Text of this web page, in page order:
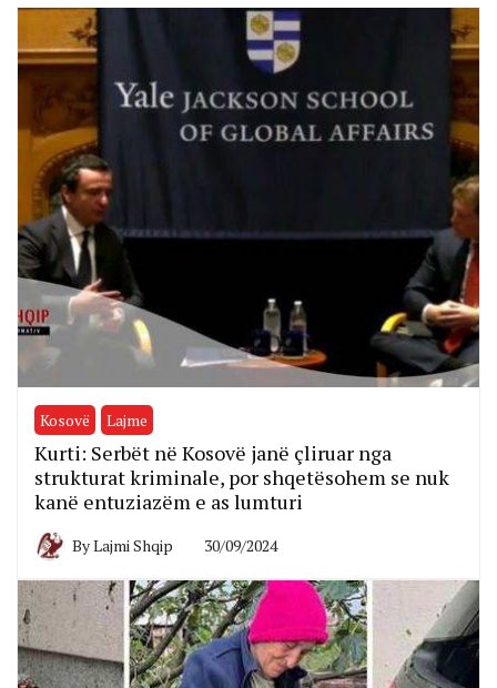
Kosovë Lajme
Kurti: Serbët në Kosovë janë çliruar nga
strukturat kriminale, por shqetësohem se nuk
kanë entuziazëm e as lumturi
ByLajmi Shqip 30/09/2024